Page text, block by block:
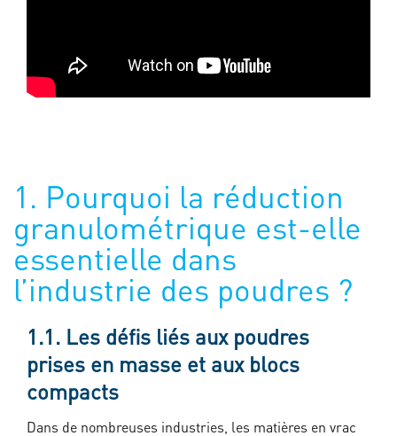
1. Pourquoi la réduction
granulométrique est-elle
essentielle dans
l’industrie des poudres ?
1.1. Les défis liés aux poudres
prises en masse et aux blocs
compacts
Dans de nombreuses industries, les matières en vrac